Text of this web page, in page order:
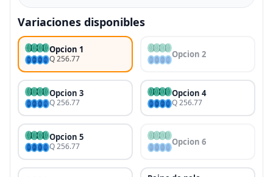
Variaciones disponibles
Opcion 1
Q 256.77 Opcion 2
Opcion 3
Q 256.77
Opcion 4
Q 256.77
Opcion 5
Q 256.77 Opcion 6